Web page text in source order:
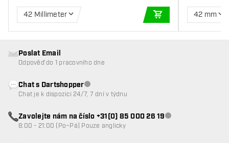
42 Millimeter
PŘIDAT DO KOŠÍKU
42 mm
Poslat Email
Odpověď do 1 pracovního dne
Chat s DartshopperZákaznický servis nedostupný
Chat je k dispozici 24/7, 7 dní v týdnu
Zavolejte nám na číslo +31(0) 85 000 26 19Zákaznický servis
8:00 - 21:00 (Po–Pá) Pouze anglicky